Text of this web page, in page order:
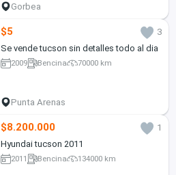
Gorbea
$5
3
Se vende tucson sin detalles todo al dia
2009 Bencina 70000 km
Punta Arenas
$8.200.000
1
Hyundai tucson 2011
2011 Bencina 134000 km